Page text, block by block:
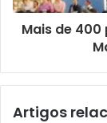
Mais de
Artigos